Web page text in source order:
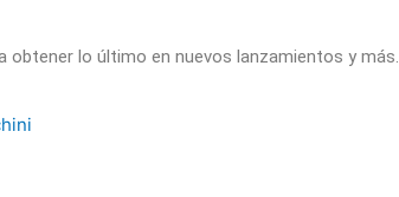
obtener lo último en nuevos lanzamientos y más.